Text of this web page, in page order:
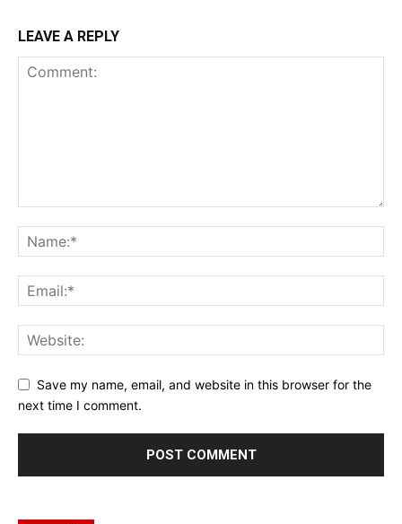
LEAVE A REPLY
Save my name, email, and website in this browser for the
next time I comment.